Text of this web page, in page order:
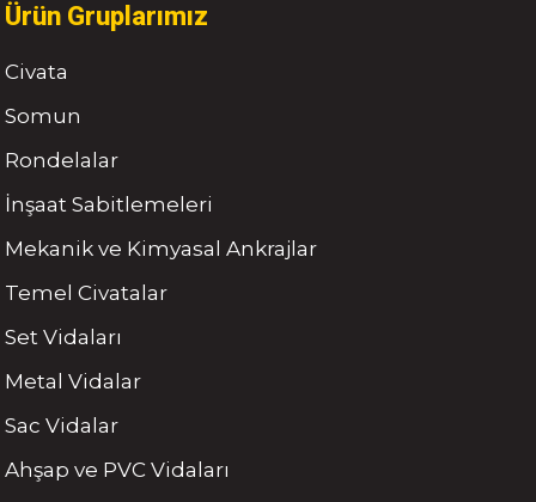
Ürün Gruplarımız
Civata
Somun
Rondelalar
İnşaat Sabitlemeleri
Mekanik ve Kimyasal Ankrajlar
Temel Civatalar
Set Vidaları
Metal Vidalar
Sac Vidalar
Ahşap ve PVC Vidaları